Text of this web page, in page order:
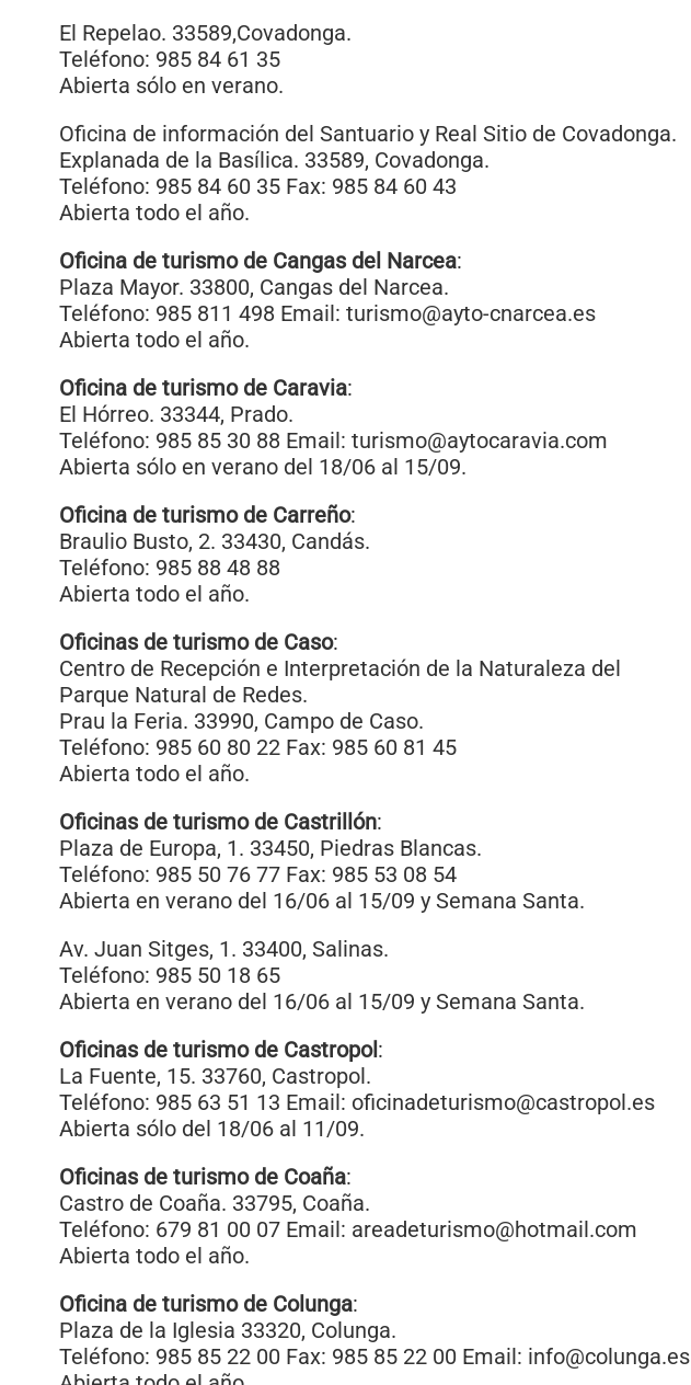
El Repelao. 33589,Covadonga.
Teléfono: 985 84 61 35
Abierta sólo en verano.
Oficina de información del Santuario y Real Sitio de Covadonga.
Explanada de la Basílica. 33589, Covadonga.
Teléfono: 985 84 60 35 Fax: 985 84 60 43
Abierta todo el año.
Oficina de turismo de Cangas del Narcea:
Plaza Mayor. 33800, Cangas del Narcea.
Teléfono: 985 811 498 Email: turismo@ayto-cnarcea.es
Abierta todo el año.
Oficina de turismo de Caravia:
El Hórreo. 33344, Prado.
Teléfono: 985 85 30 88 Email: turismo@aytocaravia.com
Abierta sólo en verano del 18/06 al 15/09.
Oficina de turismo de Carreño:
Braulio Busto, 2. 33430, Candás.
Teléfono: 985 88 48 88
Abierta todo el año.
Oficinas de turismo de Caso:
Centro de Recepción e Interpretación de la Naturaleza del
Parque Natural de Redes.
Prau la Feria. 33990, Campo de Caso.
Teléfono: 985 60 80 22 Fax: 985 60 81 45
Abierta todo el año.
Oficinas de turismo de Castrillón:
Plaza de Europa, 1. 33450, Piedras Blancas.
Teléfono: 985 50 76 77 Fax: 985 53 08 54
Abierta en verano del 16/06 al 15/09 y Semana Santa.
Av. Juan Sitges, 1. 33400, Salinas.
Teléfono: 985 50 18 65
Abierta en verano del 16/06 al 15/09 y Semana Santa.
Oficinas de turismo de Castropol:
La Fuente, 15. 33760, Castropol.
Teléfono: 985 63 51 13 Email: oficinadeturismo@castropol.es
Abierta sólo del 18/06 al 11/09.
Oficinas de turismo de Coaña:
Castro de Coaña. 33795, Coaña.
Teléfono: 679 81 00 07 Email: areadeturismo@hotmail.com
Abierta todo el año.
Oficina de turismo de Colunga:
Plaza de la Iglesia 33320, Colunga.
Teléfono: 985 85 22 00 Fax: 985 85 22 00 Email: info@colunga.es